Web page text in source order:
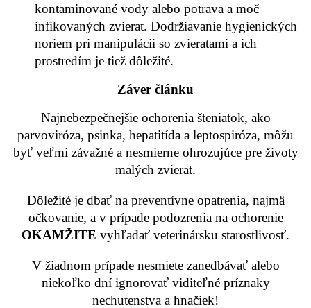
kontaminované vody alebo potrava a moč
infikovaných zvierat. Dodržiavanie hygienických
noriem pri manipulácii so zvieratami a ich
prostredím je tiež dôležité.
Záver článku
Najnebezpečnejšie ochorenia šteniatok, ako
parvoviróza, psinka, hepatitída a leptospiróza, môžu
byť veľmi závažné a nesmierne ohrozujúce pre životy
malých zvierat.
Dôležité je dbať na preventívne opatrenia, najmä
očkovanie, a v prípade podozrenia na ochorenie
OKAMŽITE vyhľadať veterinársku starostlivosť.
V žiadnom prípade nesmiete zanedbávať alebo
niekoľko dní ignorovať viditeľné príznaky
nechutenstva a hnačiek!